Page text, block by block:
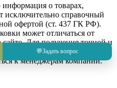
💬Задать вопрос
о товарах,
исключительно справочный
офертой (ст. 437 ГК РФ).
может отличаться от
Для получения точной и
его характеристиках и
к менеджерам компании.